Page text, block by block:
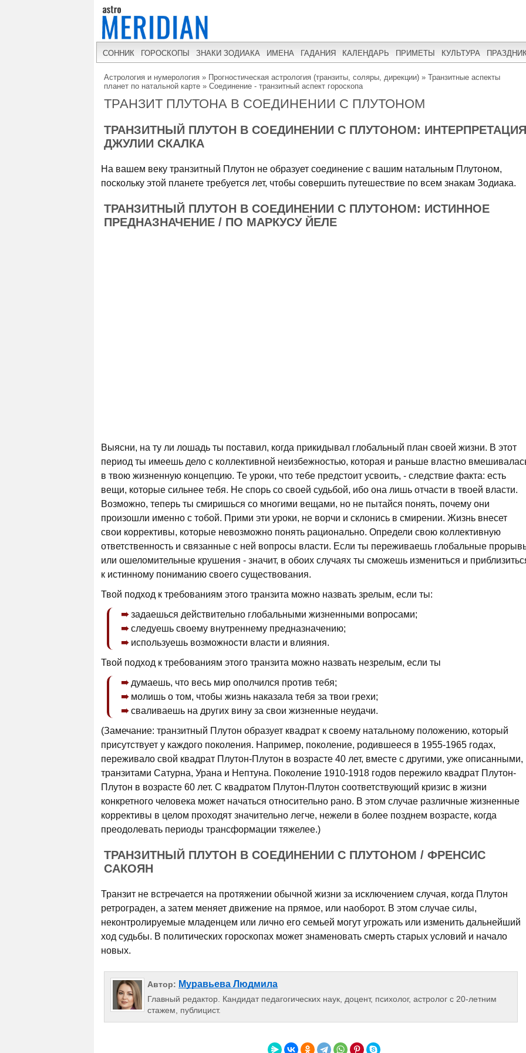
СОННИК ГОРОСКОПЫ ЗНАКИ ЗОДИАКА ИМЕНА ГАДАНИЯ КАЛЕНДАРЬ ПРИМЕТЫ КУЛЬТУРА
Астрология и нумерология » Прогностическая астрология (транзиты, соляры, дирекции) » Транзитные аспекты
планет по натальной карте » Соединение - транзитный аспект гороскопа
ТРАНЗИТ ПЛУТОНА В СОЕДИНЕНИИ С ПЛУТОНОМ
ТРАНЗИТНЫЙ ПЛУТОН В СОЕДИНЕНИИ С ПЛУТОНОМ: ИНТЕРПРЕТАЦИЯ
ДЖУЛИИ СКАЛКА
На вашем веку транзитный Плутон не образует соединение с вашим натальным Плутоном,
поскольку этой планете требуется лет, чтобы совершить путешествие по всем знакам Зодиака.
ТРАНЗИТНЫЙ ПЛУТОН В СОЕДИНЕНИИ С ПЛУТОНОМ: ИСТИННОЕ
ПРЕДНАЗНАЧЕНИЕ / ПО МАРКУСУ ЙЕЛЕ
Выясни, на ту ли лошадь ты поставил, когда прикидывал глобальный план своей жизни. В этот
период ты имеешь дело с коллективной неизбежностью, которая и раньше властно
в твою жизненную концепцию. Те уроки, что тебе предстоит усвоить, - следствие факта: есть
вещи, которые сильнее тебя. Не спорь со своей судьбой, ибо она лишь отчасти в твоей власти.
Возможно, теперь ты смиришься со многими вещами, но не пытайся понять, почему они
произошли именно с тобой. Прими эти уроки, не ворчи и склонись в смирении. Жизнь внесет
свои коррективы, которые невозможно понять рационально. Определи свою коллективную
ответственность и связанные с ней вопросы власти. Если ты переживаешь глобальные
или ошеломительные крушения - значит, в обоих случаях ты сможешь измениться и
к истинному пониманию своего существования.
Твой подход к требованиям этого транзита можно назвать зрелым, если ты:
задаешься действительно глобальными жизненными вопросами;
следуешь своему внутреннему предназначению;
используешь возможности власти и влияния.
Твой подход к требованиям этого транзита можно назвать незрелым, если ты
думаешь, что весь мир ополчился против тебя;
молишь о том, чтобы жизнь наказала тебя за твои грехи;
сваливаешь на других вину за свои жизненные неудачи.
(Замечание: транзитный Плутон образует квадрат к своему натальному положению, который
присутствует у каждого поколения. Например, поколение, родившееся в 1955-1965 годах,
переживало свой квадрат Плутон-Плутон в возрасте 40 лет, вместе с другими, уже описанными,
транзитами Сатурна, Урана и Нептуна. Поколение 1910-1918 годов пережило квадрат Плутон-
Плутон в возрасте 60 лет. С квадратом Плутон-Плутон соответствующий кризис в жизни
конкретного человека может начаться относительно рано. В этом случае различные жизненные
коррективы в целом проходят значительно легче, нежели в более позднем возрасте, когда
преодолевать периоды трансформации тяжелее.)
ТРАНЗИТНЫЙ ПЛУТОН В СОЕДИНЕНИИ С ПЛУТОНОМ / ФРЕНСИС
САКОЯН
Транзит не встречается на протяжении обычной жизни за исключением случая, когда Плутон
ретрограден, а затем меняет движение на прямое, или наоборот. В этом случае силы,
неконтролируемые младенцем или лично его семьей могут угрожать или изменить дальнейший
ход судьбы. В политических гороскопах может знаменовать смерть старых условий и начало
новых.
Автор: Муравьева Людмила
Главный редактор. Кандидат педагогических наук, доцент, психолог, астролог с 20-летним
стажем, публицист.